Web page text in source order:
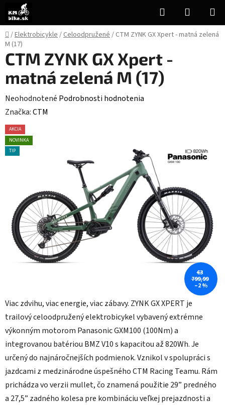
obsah
Hľadať
KOŠÍK
Domov
/Elektrobicykle/Celoodpružené/ CTM ZYNK GX Xpert - matná zelená
M (17)
Viac zdvihu, viac energie, viac zábavy. ZYNK GX XPERT je
trailový celoodpružený elektrobicykel vybavený extrémne
výkonným motorom Panasonic GXM100 (100Nm) a
integrovanou batériou BMZ V10 s kapacitou až 820Wh. Je
určený do najnáročnejších podmienok. Vznikol v spolupráci s
jazdcami z medzinárodne úspešného CTM Racing Teamu. Rám
prichádza vo verzii mullet, čo znamená použitie 29” predného
a 27,5” zadného kolesa pre kombináciu veľkej prejazdnosti a
CTM ZYNK GX Xpert -
matná zelená M (17)
Priemerné
hodnotenie
produktu
je
0,0
hviezdičiek.
Neohodnotené Podrobnosti hodnotenia
Značka:CTM
AKCIA
NOVINKA
TIP
€3
799,99
–2 %